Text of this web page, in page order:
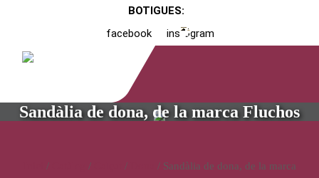
BOTIGUES:
facebook
instagram
Sandàlia de dona, de la marca Fluchos
/ / /
/ Sandàlia de dona, de la marca